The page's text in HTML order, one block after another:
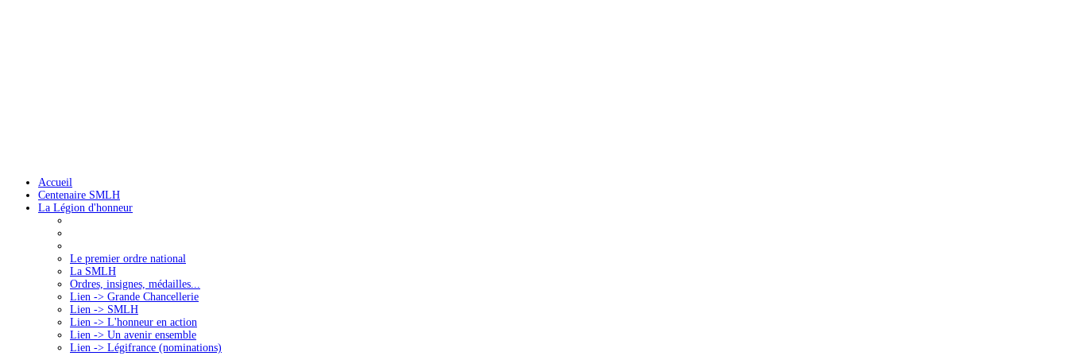
Accueil
Centenaire SMLH
La Légion d'honneur
Le premier ordre national
La SMLH
Ordres, insignes, médailles...
Lien -> Grande Chancellerie
Lien -> SMLH
Lien -> L'honneur en action
Lien -> Un avenir ensemble
Lien -> Légifrance (nominations)